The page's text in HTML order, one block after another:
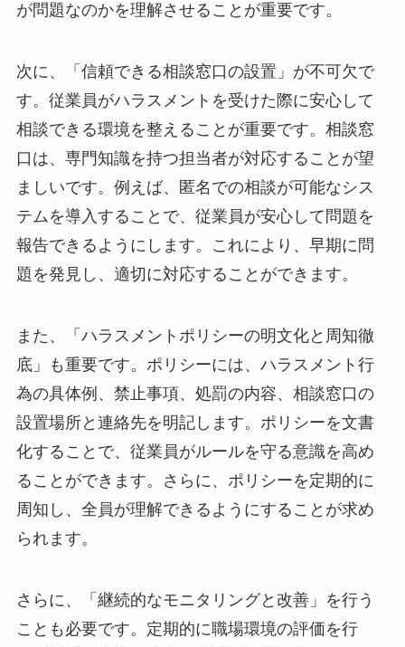
が問題なのかを理解させることが重要です。
次に、「信頼できる相談窓口の設置」が不可欠で
す。従業員がハラスメントを受けた際に安心して
相談できる環境を整えることが重要です。相談窓
口は、専門知識を持つ担当者が対応することが望
ましいです。例えば、匿名での相談が可能なシス
テムを導入することで、従業員が安心して問題を
報告できるようにします。これにより、早期に問
題を発見し、適切に対応することができます。
また、「ハラスメントポリシーの明文化と周知徹
底」も重要です。ポリシーには、ハラスメント行
為の具体例、禁止事項、処罰の内容、相談窓口の
設置場所と連絡先を明記します。ポリシーを文書
化することで、従業員がルールを守る意識を高め
ることができます。さらに、ポリシーを定期的に
周知し、全員が理解できるようにすることが求め
られます。
さらに、「継続的なモニタリングと改善」を行う
ことも必要です。定期的に職場環境の評価を行